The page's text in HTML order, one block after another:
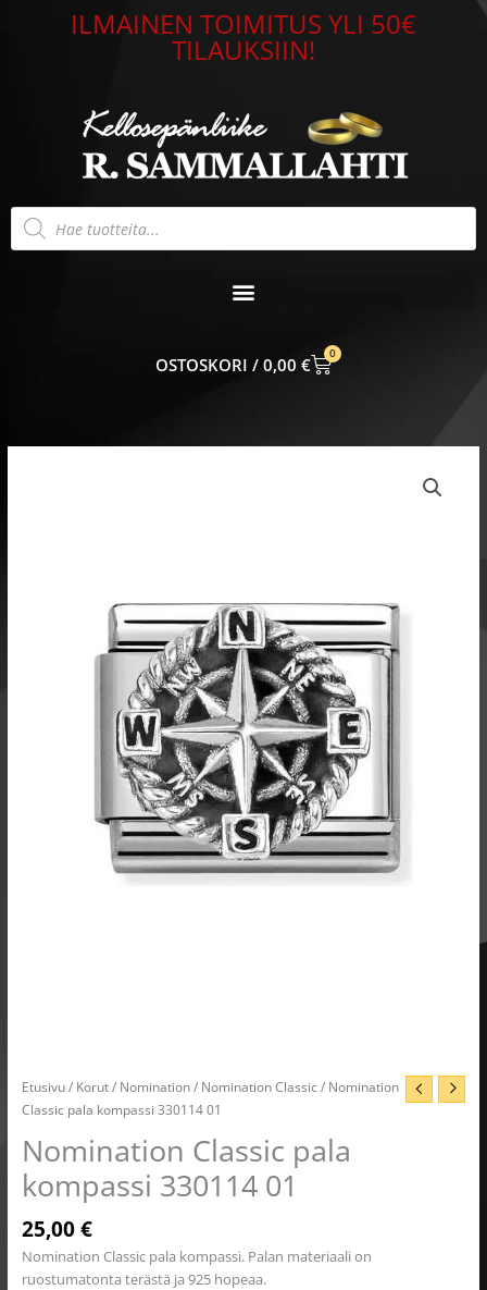
ILMAINEN TOIMITUS YLI 50€
TILAUKSIIN!
Products
search
0,00 €
0
CART
Etusivu/ Korut/ Nomination/ Nomination Classic/ Nomination
Classic pala kompassi 330114 01
Nomination Classic pala
kompassi 330114 01
25,00€
Nomination Classic pala kompassi. Palan materiaali on
ruostumatonta terästä ja 925 hopeaa.